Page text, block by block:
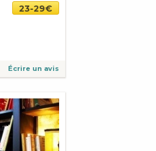
23-29€
Écrire un avis